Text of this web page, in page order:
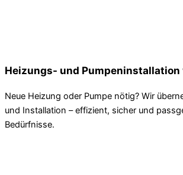
Heizungs- und Pumpeninstallation
Neue Heizung oder Pumpe nötig? Wir
und Installation – effizient, sicher und
Bedürfnisse.